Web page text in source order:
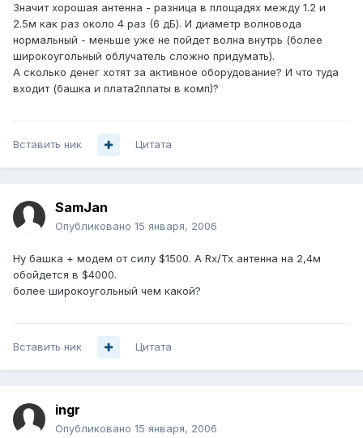
Значит хорошая антенна - разница в площадях между 1.2 и
2.5м как раз около 4 раз (6 дБ). И диаметр волновода
нормальный - меньше уже не пойдет волна внутрь (более
широкоугольный облучатель сложно придумать).
А сколько денег хотят за активное оборудование? И что туда
входит (башка и плата2платы в комп)?
Вставить ник Цитата
SamJan
Опубликовано 15 января, 2006
Ну башка + модем от силу $1500. А Rx/Tx антенна на 2,4м
обойдется в $4000.
более широкоугольный чем какой?
Вставить ник Цитата
ingr
Опубликовано 15 января, 2006